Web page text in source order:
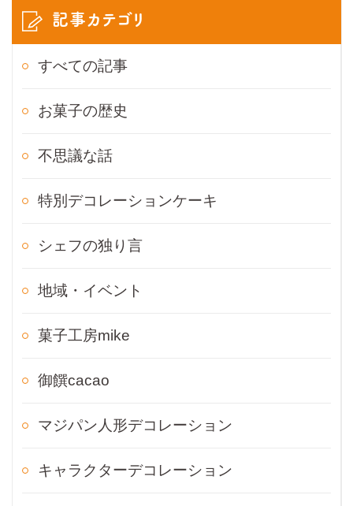
記事カテゴリ
すべての記事
お菓子の歴史
不思議な話
特別デコレーションケーキ
シェフの独り言
地域・イベント
菓子工房mike
御饌cacao
マジパン人形デコレーション
キャラクターデコレーション